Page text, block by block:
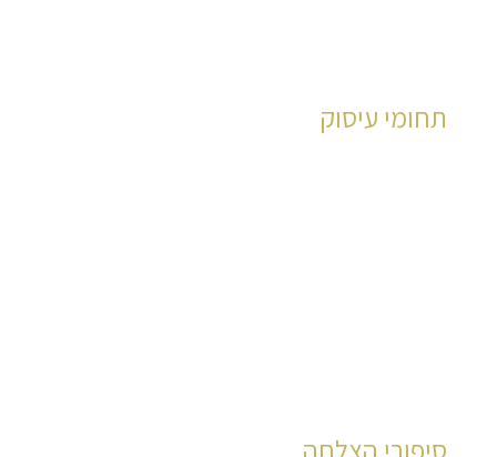
תחומי עיסוק
סיפורי הצלחה